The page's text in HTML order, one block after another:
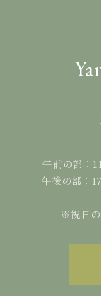
午前の部：
午後の部：
※祝日の